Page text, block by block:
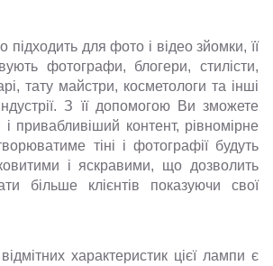
для фото і відео зйомки, її
фотографи, блогери, стилісти,
тату майстри, косметологи та інші
З її допомогою Ви зможете
і привабливіший контент, рівномірне
тіні і фотографії будуть
і яскравими, що дозволить
більше клієнтів показуючи свої
характеристик цієї лампи є